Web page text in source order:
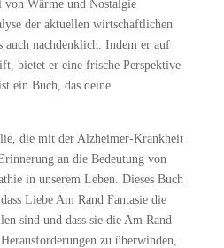
Wärme und Nostalgie
der aktuellen wirtschaftlichen
nachdenklich. Indem er auf
bietet er eine frische Perspektive
ein Buch, das deine
die mit der Alzheimer-Krankheit
an die Bedeutung von
in unserem Leben. Dieses Buch
Liebe Am Rand Fantasie die
sind und dass sie die Am Rand
zu überwinden,